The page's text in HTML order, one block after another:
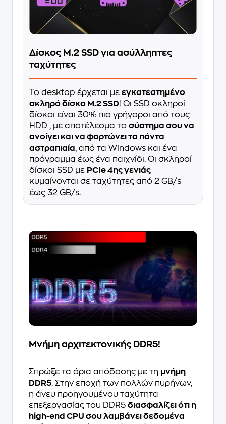
Δίσκος M.2 SSD για ασύλληπτες
ταχύτητες
Το desktop έρχεται με εγκατεστημένο
σκληρό δίσκο M.2 SSD! Οι SSD σκληροί
δίσκοι είναι 30% πιο γρήγοροι από τους
HDD , με αποτέλεσμα το σύστημα σου να
ανοίγει και να φορτώνει τα πάντα
αστραπιαία, από τα Windows και ένα
πρόγραμμα έως ένα παιχνίδι. Οι σκληροί
δίσκοι SSD με PCIe 4ης γενιάς
κυμαίνονται σε ταχύτητες από 2 GB/s
έως 32 GB/s.
Μνήμη αρχιτεκτονικής DDR5!
Σπρώξε τα όρια απόδοσης με τη μνήμη
DDR5. Στην εποχή των πολλών πυρήνων,
η άνευ προηγουμένου ταχύτητα
επεξεργασίας του DDR5 διασφαλίζει ότι η
high-end CPU σου λαμβάνει δεδομένα